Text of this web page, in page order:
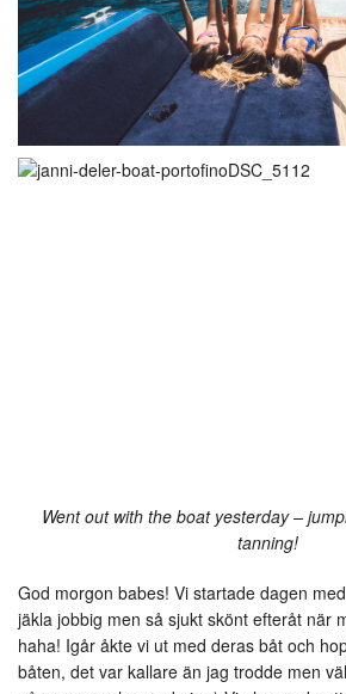
Went out with the boat yesterday –
tanning!
God morgon babes! Vi startade dagen
jäkla jobbig men så sjukt skönt efteråt när
haha! Igår åkte vi ut med deras båt och
båten, det var kallare än jag trodde men